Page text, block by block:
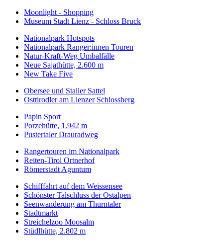
Moonlight - Shopping
Museum Stadt Lienz - Schloss Bruck
Nationalpark Hotspots
Nationalpark Ranger:innen Touren
Natur-Kraft-Weg Umbalfälle
Neue Sajathütte, 2.600 m
New Take Five
Obersee und Staller Sattel
Osttirodler am Lienzer Schlossberg
Papin Sport
Porzehütte, 1.942 m
Pustertaler Drauradweg
Rangertouren im Nationalpark
Reiten-Tirol Ortnerhof
Römerstadt Aguntum
Schifffahrt auf dem Weissensee
Schönster Talschluss der Ostalpen
Seenwanderung am Thurntaler
Stadtmarkt
Streichelzoo Moosalm
Stüdlhütte, 2.802 m